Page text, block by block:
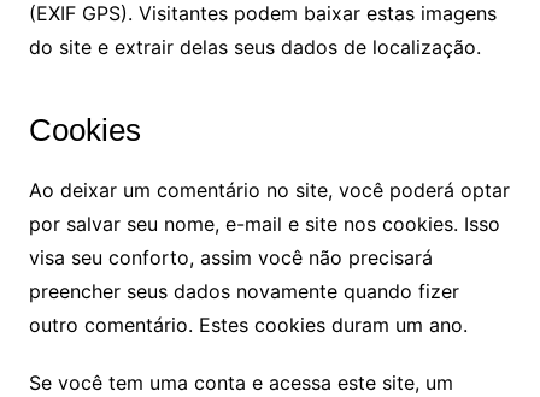
(EXIF GPS). Visitantes podem baixar estas imagens
do site e extrair delas seus dados de localização.
Cookies
Ao deixar um comentário no site, você poderá optar
por salvar seu nome, e-mail e site nos cookies. Isso
visa seu conforto, assim você não precisará
preencher seus dados novamente quando fizer
outro comentário. Estes cookies duram um ano.
Se você tem uma conta e acessa este site, um